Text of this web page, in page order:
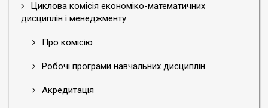
Циклова комісія економіко-математичних
дисциплін і менеджменту
Про комісію
Робочі програми навчальних дисциплін
Акредитація